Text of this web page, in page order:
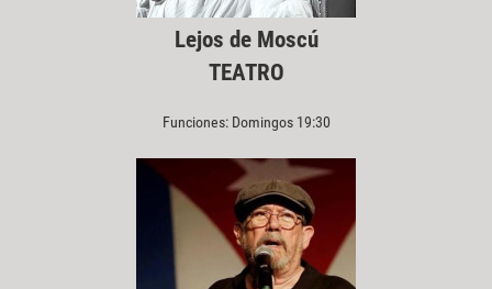
Lejos de Moscú
TEATRO
Funciones: Domingos 19:30